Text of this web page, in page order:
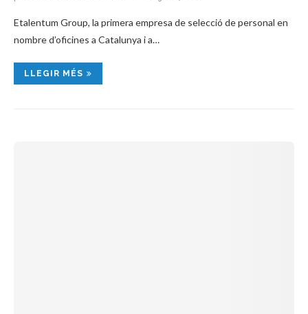
Etalentum Group, la primera empresa de selecció de personal en
nombre d’oficines a Catalunya i a…
LLEGIR MÉS